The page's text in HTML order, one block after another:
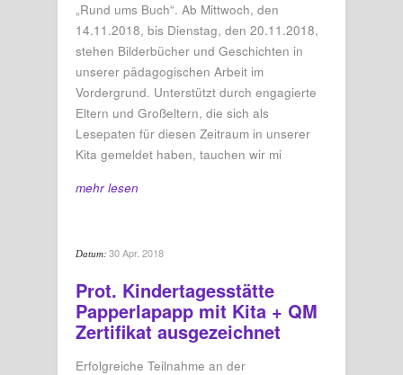
„Rund ums Buch“. Ab Mittwoch, den
14.11.2018, bis Dienstag, den 20.11.2018,
stehen Bilderbücher und Geschichten in
unserer pädagogischen Arbeit im
Vordergrund. Unterstützt durch engagierte
Eltern und Großeltern, die sich als
Lesepaten für diesen Zeitraum in unserer
Kita gemeldet haben, tauchen wir mi
mehr lesen
Datum: 30 Apr. 2018
Prot. Kindertagesstätte
Papperlapapp mit Kita + QM
Zertifikat ausgezeichnet
Erfolgreiche Teilnahme an der